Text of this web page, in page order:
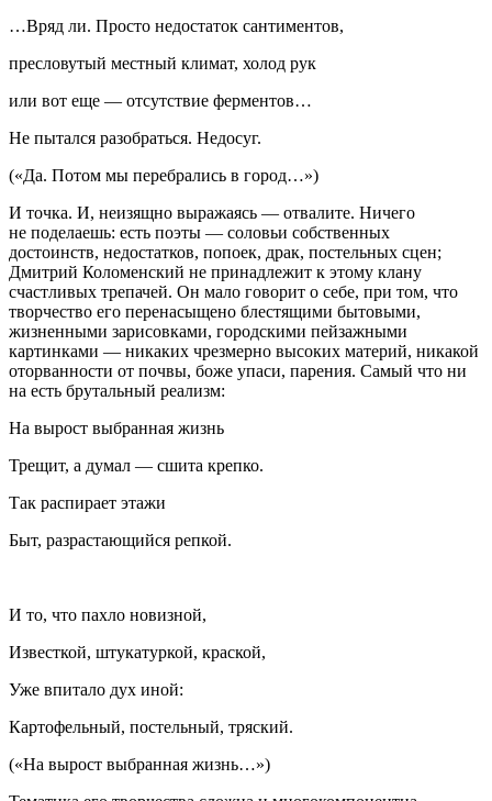
…Вряд ли. Просто недостаток сантиментов,
пресловутый местный климат, холод рук
или вот еще — отсутствие ферментов…
Не пытался разобраться. Недосуг.
(«Да. Потом мы перебрались в город…»)
И точка. И, неизящно выражаясь — отвалите. Ничего
не поделаешь: есть поэты — соловьи собственных
достоинств, недостатков, попоек, драк, постельных сцен;
Дмитрий Коломенский не принадлежит к этому клану
счастливых трепачей. Он мало говорит о себе, при том, что
творчество его перенасыщено блестящими бытовыми,
жизненными зарисовками, городскими пейзажными
картинками — никаких чрезмерно высоких материй, никакой
оторванности от почвы, боже упаси, парения. Самый что ни
на есть брутальный реализм:
На вырост выбранная жизнь
Трещит, а думал — сшита крепко.
Так распирает этажи
Быт, разрастающийся репкой.
И то, что пахло новизной,
Известкой, штукатуркой, краской,
Уже впитало дух иной:
Картофельный, постельный, тряский.
(«На вырост выбранная жизнь…»)